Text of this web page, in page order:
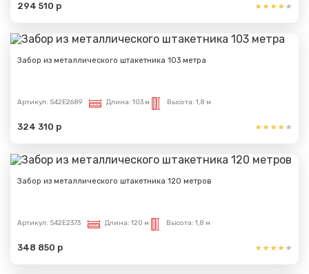
294 510 р
Забор из металлического штакетника 103 метра
Артикул: S42E2689 Длина: 103 м Высота: 1,8 м
324 310 р
Забор из металлического штакетника 120 метров
Артикул: S42E2373 Длина: 120 м Высота: 1,8 м
348 850 р